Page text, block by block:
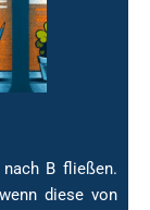
B fließen.
diese von